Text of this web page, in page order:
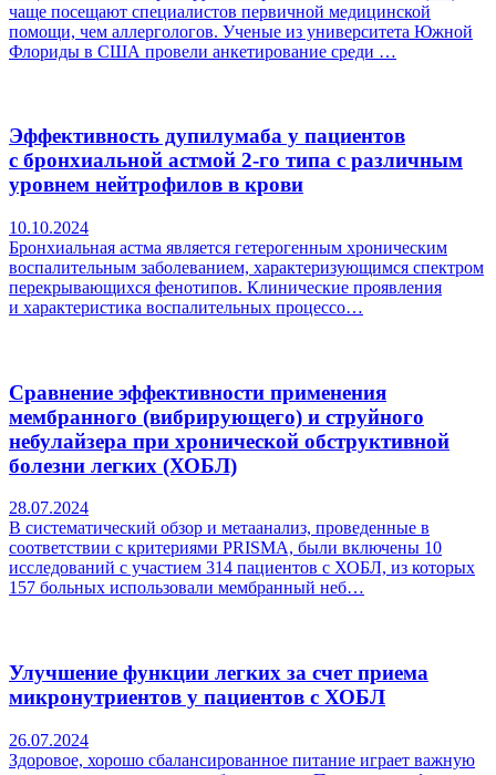
чаще посещают специалистов первичной медицинской
помощи, чем аллергологов. Ученые из университета Южной
Флориды в США провели анкетирование среди …
Эффективность дупилумаба у пациентов
с бронхиальной астмой 2-го типа с различным
уровнем нейтрофилов в крови
10.10.2024
Бронхиальная астма является гетерогенным хроническим
воспалительным заболеванием, характеризующимся спектром
перекрывающихся фенотипов. Клинические проявления
и характеристика воспалительных процессо…
Сравнение эффективности применения
мембранного (вибрирующего) и струйного
небулайзера при хронической обструктивной
болезни легких (ХОБЛ)
28.07.2024
В систематический обзор и метаанализ, проведенные в
соответствии с критериями PRISMA, были включены 10
исследований с участием 314 пациентов с ХОБЛ, из которых
157 больных использовали мембранный неб…
Улучшение функции легких за счет приема
микронутриентов у пациентов с ХОБЛ
26.07.2024
Здоровое, хорошо сбалансированное питание играет важную